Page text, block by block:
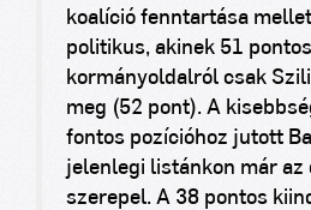
koalíció fenntartása
politikus, akinek 51
kormányoldalról csak
meg (52 pont). A
fontos pozícióhoz jutott
jelenlegi listánkon már az
szerepel. A 38 pontos